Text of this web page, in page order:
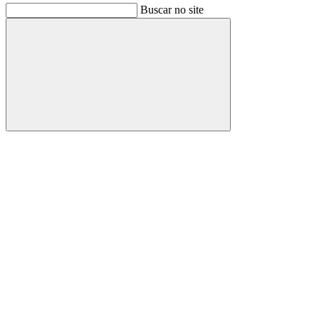
Buscar no site
Buscar